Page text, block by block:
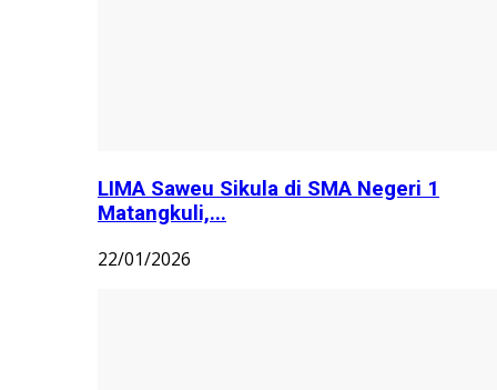
LIMA Saweu Sikula di SMA Negeri 1
Matangkuli,...
22/01/2026